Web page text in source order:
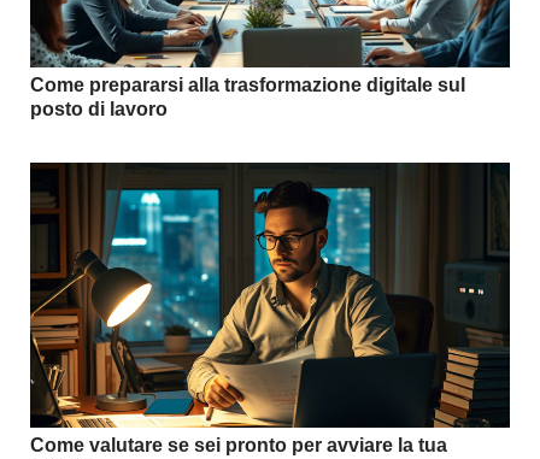
Come prepararsi alla trasformazione digitale sul
posto di lavoro
Come valutare se sei pronto per avviare la tua